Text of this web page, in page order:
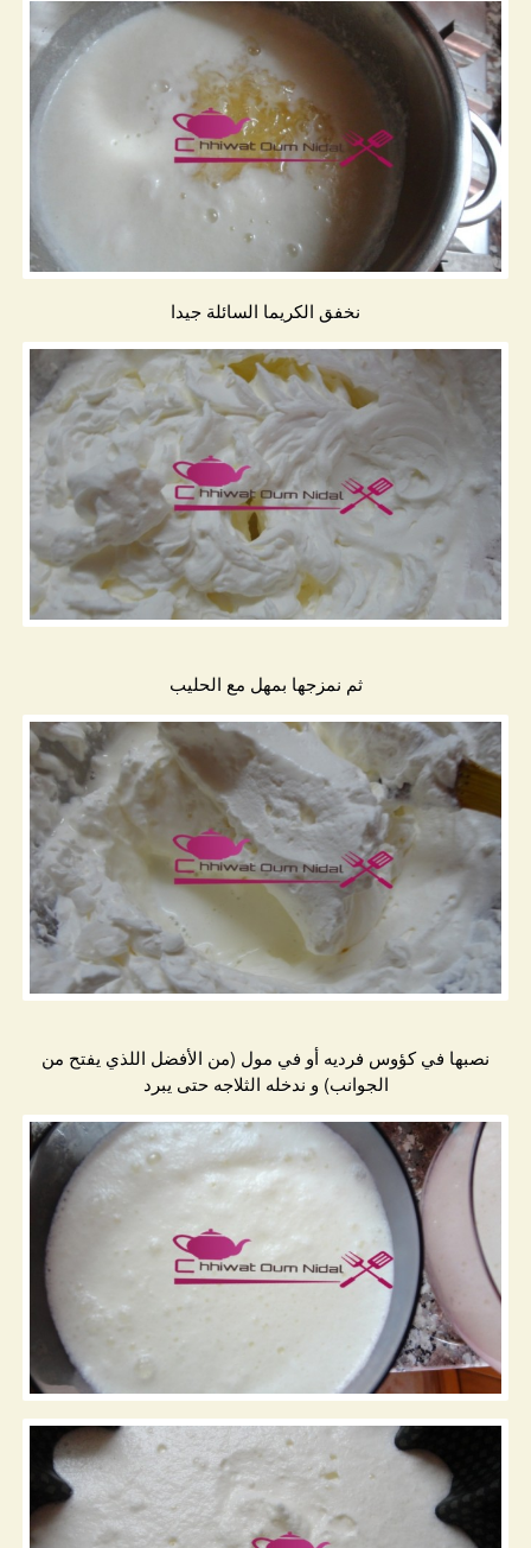
نخفق الكريما السائلة جيدا
ثم نمزجها بمهل مع الحليب
نصبها في كؤوس فرديه أو في مول (من الأفضل اللذي يفتح من
الجوانب) و ندخله الثلاجه حتى يبرد